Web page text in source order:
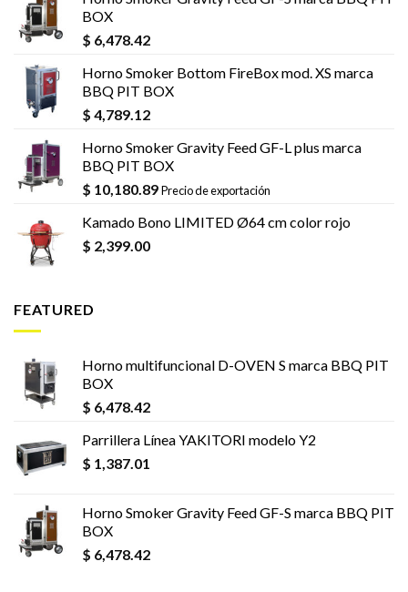
BOX
$ 6,478.42
Horno Smoker Bottom FireBox mod. XS marca
BBQ PIT BOX
$ 4,789.12
Horno Smoker Gravity Feed GF-L plus marca
BBQ PIT BOX
$ 10,180.89Precio de exportación
Kamado Bono LIMITED Ø64 cm color rojo
$ 2,399.00
FEATURED
Horno multifuncional D-OVEN S marca BBQ PIT
BOX
$ 6,478.42
Parrillera Línea YAKITORI modelo Y2
$ 1,387.01
Horno Smoker Gravity Feed GF-S marca BBQ PIT
BOX
$ 6,478.42